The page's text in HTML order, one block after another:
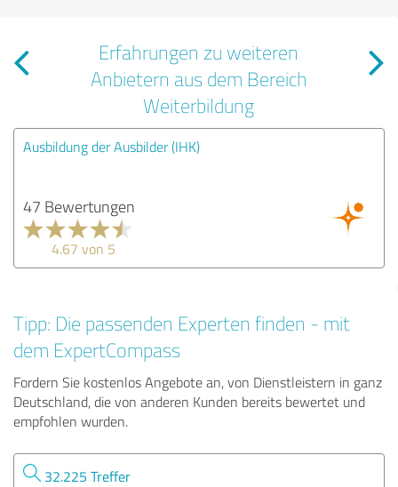
Erfahrungen zu weiteren
Anbietern aus dem Bereich
Weiterbildung
Ausbildung der Ausbilder (IHK)
47 Bewertungen
4.67 von 5
Tipp: Die passenden Experten finden - mit
dem ExpertCompass
Fordern Sie kostenlos Angebote an, von Dienstleistern in ganz
Deutschland, die von anderen Kunden bereits bewertet und
empfohlen wurden.
32.225 Treffer